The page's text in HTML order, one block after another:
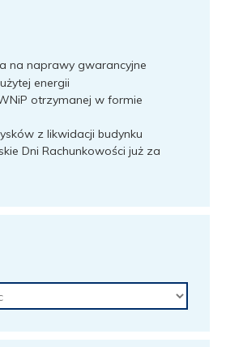
na naprawy gwarancyjne
energii
otrzymanej w formie
z likwidacji budynku
Dni Rachunkowości już za